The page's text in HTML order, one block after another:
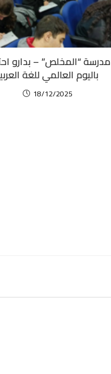
مدرسة “المخلص” – بدارو
باليوم العالمي للغة
18/12/2025